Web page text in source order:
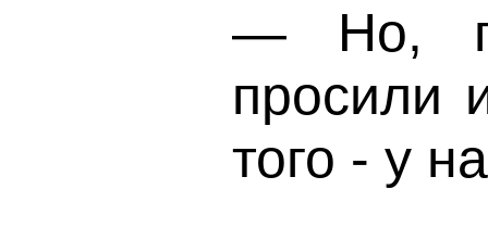
— Но,
просили
того - у